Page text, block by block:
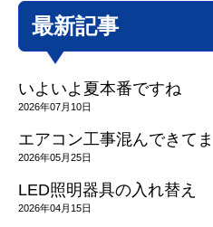
最新記事
いよいよ夏本番ですね
2026年07月10日
エアコン工事混んできて
2026年05月25日
LED照明器具の入れ替え
2026年04月15日